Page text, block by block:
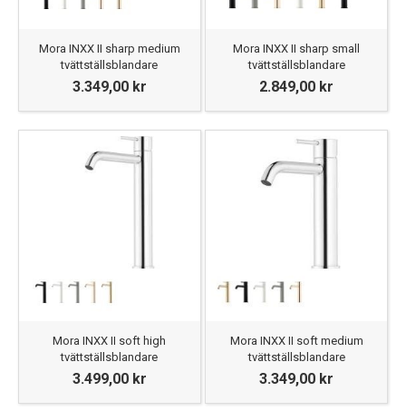
Mora INXX II sharp medium
tvättställsblandare
3.349,00 kr
Mora INXX II sharp small
tvättställsblandare
2.849,00 kr
Mora INXX II soft high
tvättställsblandare
3.499,00 kr
Mora INXX II soft medium
tvättställsblandare
3.349,00 kr